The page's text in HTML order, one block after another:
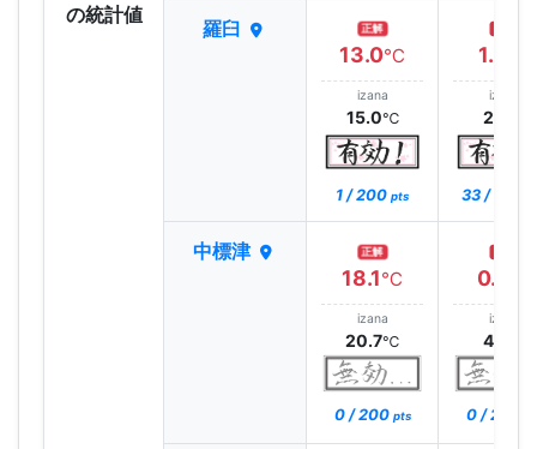
の統計値
羅臼 正解
13.0℃
izana
15.0℃
1 / 200 pts
1.3
izana
2.5
33 / 200
中標津 正解
18.1℃
izana
20.7℃
0 / 200 pts
0.9
izana
4.6
0 / 200